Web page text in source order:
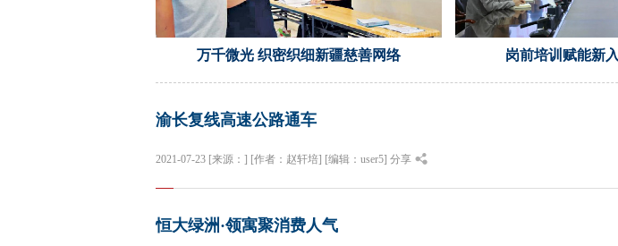
万千微光 织密织细新疆慈善网络 岗前培训赋能新
渝长复线高速公路通车
2021-07-23 [来源：] [作者：赵轩培] [编辑：user5] 分享
恒大绿洲·领寓聚消费人气